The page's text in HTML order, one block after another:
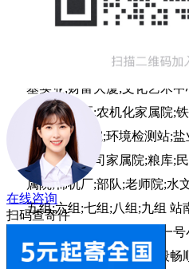
区;整合小区;斑马书院;立诚
天虹世家2;建委家属院;交
苑居;时代广场;怡慧园;三贤
基实业;财富大厦;文化艺术
校;滨河小区;农机化家属院;
花公司家属院;环境检测站;
公司;石油公司家属院;粮库;
属院;棉机厂;部队;老师院;水
五组;六组;七组;八组;九组
路军干所;轻工大厦;站北一
路车务段小区;前进路南段畅
在线咨询
扫码查寄件